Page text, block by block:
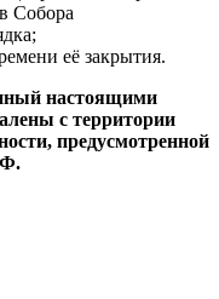
Собора
её закрытия.
настоящими
с территории
предусмотренной